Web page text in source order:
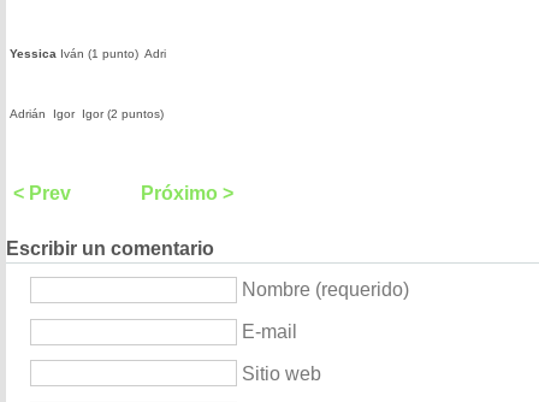
Yessica Iván (1 punto) Adri
Adrián Igor Igor (2 puntos)
< Prev Próximo >
Escribir un comentario
Nombre (requerido)
E-mail
Sitio web